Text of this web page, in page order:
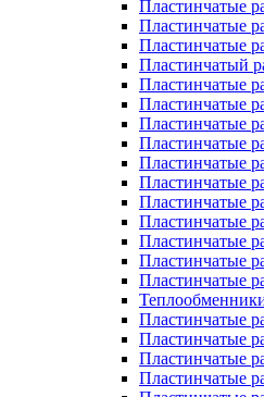
Пластинчатые
Пластинчатые
Пластинчатые
Пластинчатый
Пластинчатые
Пластинчатые
Пластинчатые
Пластинчатые
Пластинчатые
Пластинчатые
Пластинчатые
Пластинчатые
Пластинчатые
Пластинчатые
Пластинчатые
Пластинчатые
Пластинчатые
Пластинчатые
Пластинчатые